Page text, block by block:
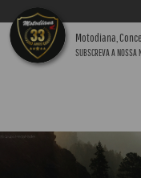
Motodiana,
SUBSCREVA A NOSSA